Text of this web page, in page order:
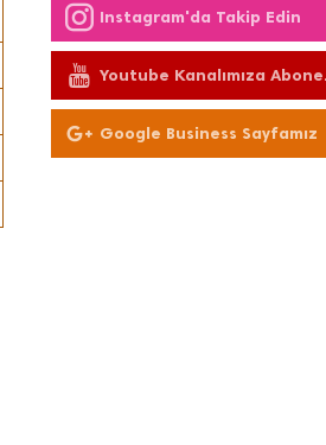
Instagram'da Takip Edin
Youtube Kanalımıza Abone
Olun
Google Business Sayfamız